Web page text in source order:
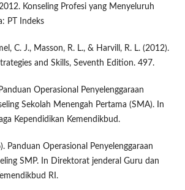
Konseling Profesi yang Menyeluruh
PT Indeks
C. J., Masson, R. L., & Harvill, R. L. (2012).
and Skills, Seventh Edition. 497.
Operasional Penyelenggaraan
Sekolah Menengah Pertama (SMA). In
Kependidikan Kemendikbud.
Panduan Operasional Penyelenggaraan
SMP. In Direktorat jenderal Guru dan
RI.